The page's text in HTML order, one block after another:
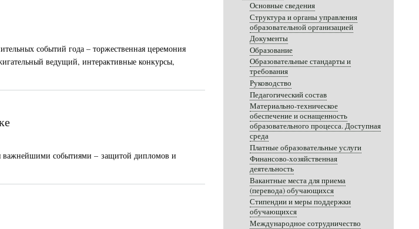
событий года – торжественная церемония
ведущий, интерактивные конкурсы,
важнейшими событиями – защитой дипломов и
Основные сведения
Структура и органы управления
образовательной организацией
Документы
Образование
Образовательные стандарты и
требования
Руководство
Педагогический состав
Материально-техническое
обеспечение и оснащенность
образовательного процесса. Доступная
среда
Платные образовательные услуги
Финансово-хозяйственная
деятельность
Вакантные места для приема
(перевода) обучающихся
Стипендии и меры поддержки
обучающихся
Международное сотрудничество